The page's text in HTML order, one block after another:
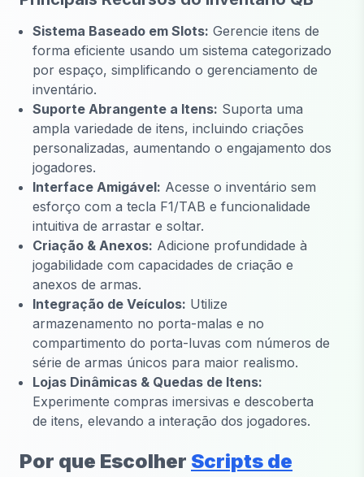
Sistema Baseado em Slots: Gerencie itens de
forma eficiente usando um sistema categorizado
por espaço, simplificando o gerenciamento de
inventário.
Suporte Abrangente a Itens: Suporta uma
ampla variedade de itens, incluindo criações
personalizadas, aumentando o engajamento dos
jogadores.
Interface Amigável: Acesse o inventário sem
esforço com a tecla F1/TAB e funcionalidade
intuitiva de arrastar e soltar.
Criação & Anexos: Adicione profundidade à
jogabilidade com capacidades de criação e
anexos de armas.
Integração de Veículos: Utilize
armazenamento no porta-malas e no
compartimento do porta-luvas com números de
série de armas únicos para maior realismo.
Lojas Dinâmicas & Quedas de Itens:
Experimente compras imersivas e descoberta
de itens, elevando a interação dos jogadores.
Por que Escolher Scripts de